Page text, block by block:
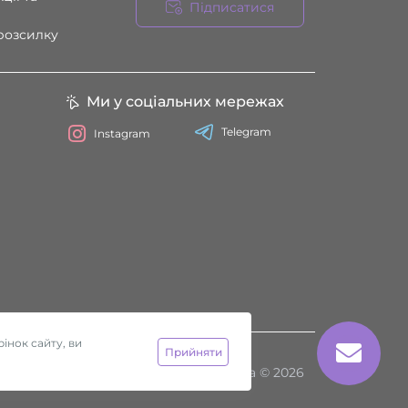
Підписатися
Ми у соціальних мережах
Instagram Telegram
Секс-шоп Htyvka © 2026
сайту, ви
Прийняти